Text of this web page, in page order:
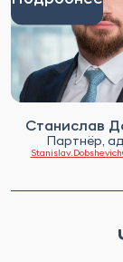
Станислав
Партнёр,